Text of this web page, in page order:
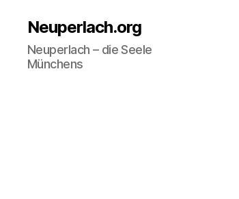
Neuperlach.org
Neuperlach – die Seele
Münchens